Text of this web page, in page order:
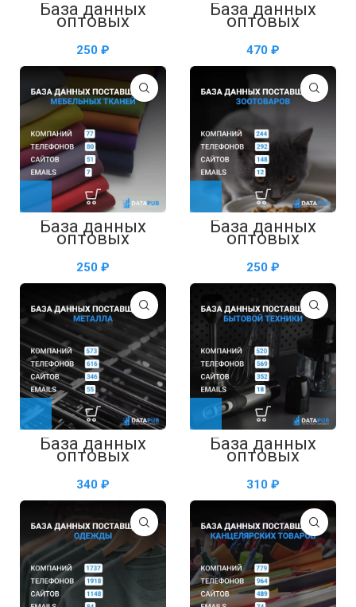
База данных
оптовых
поставщиков
детской одежды
— таблица в
Excel
₽
База данных
оптовых
поставщиков
мужской одежды
— таблица в
Excel
₽
База данных
оптовых
поставщиков
мебельных
тканей —
таблица в Excel
₽
База данных
оптовых
поставщиков
зоотоваров —
таблица в Excel
₽
База данных
оптовых
поставщиков
металла —
таблица в Excel
₽
База данных
оптовых
поставщиков
бытовой техники
— таблица в
Excel
₽